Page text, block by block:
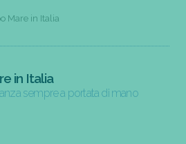
Mare in Italia
in Italia
sempre a portata di mano